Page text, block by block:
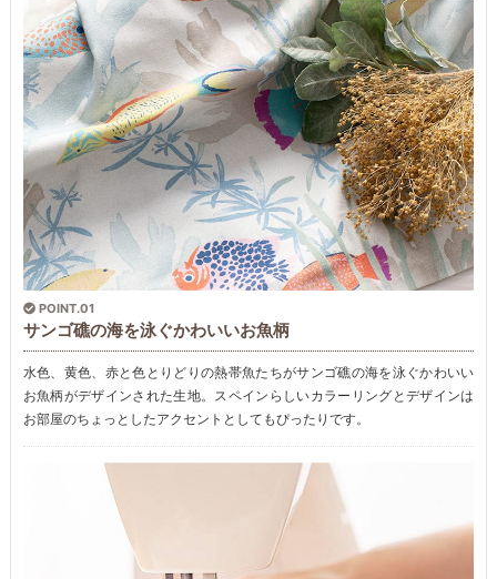
POINT.01
サンゴ礁の海を泳ぐかわいいお魚柄
水色、黄色、赤と色とりどりの熱帯魚たちがサンゴ礁の海を泳ぐかわいい
お魚柄がデザインされた生地。スペインらしいカラーリングとデザインは
お部屋のちょっとしたアクセントとしてもぴったりです。